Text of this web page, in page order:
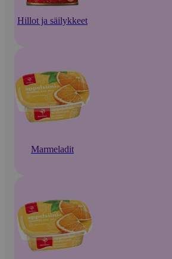
Hillot ja säilykkeet
Marmeladit